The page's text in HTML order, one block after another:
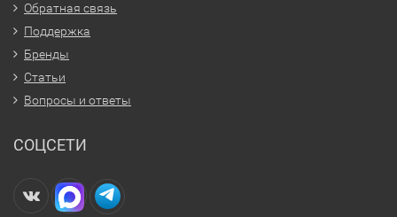
Обратная связь
Поддержка
Бренды
Статьи
Вопросы и ответы
СОЦСЕТИ